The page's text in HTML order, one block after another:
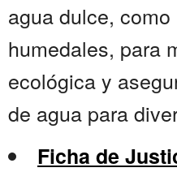
agua dulce,
humedales, para
ecológica y
de agua para
Ficha de